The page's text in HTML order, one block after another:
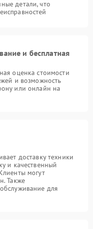
детали, что
и бесплатная
оценка стоимости
и возможность
или онлайн на
доставку техники
и качественный
могут
Также
для